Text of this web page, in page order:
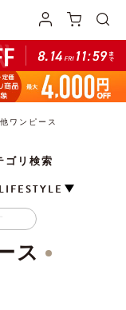
ワンピース
ゴリ検索
LIFESTYLE
ス